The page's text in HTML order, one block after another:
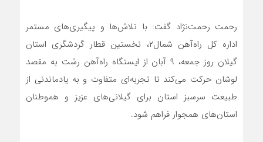
رحمت رحمت‌نژاد گفت: با تلاش‌ها و پیگیری‌های مستمر
اداره کل راه‌آهن شمال۲، نخستین قطار گردشگری استان
گیلان روز جمعه، ۹ آبان از ایستگاه راه‌آهن رشت به مقصد
لوشان حرکت می‌کند تا تجربه‌ای متفاوت و به یادماندنی از
طبیعت سرسبز استان برای گیلانی‌های عزیز و هموطنان
استان‌های همجوار فراهم شود.